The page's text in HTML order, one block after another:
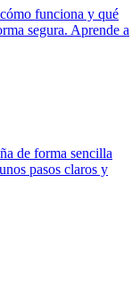
funciona y qué
segura. Aprende a
de forma sencilla
pasos claros y